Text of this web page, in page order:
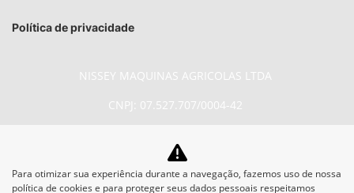
Política de privacidade
NISSEY MAQUINAS AGRICOLAS LTDA
CNPJ: 07.527.707/0004-42
No trânsito, enxergar o outro salva
Para otimizar sua experiência durante a navegação, fazemos uso de nossa
política de cookies e para proteger seus dados pessoais respeitamos